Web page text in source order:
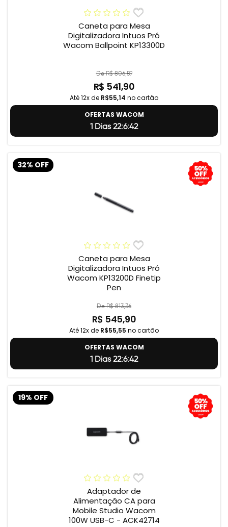
Caneta para Mesa
Digitalizadora Intuos Pró
Wacom Ballpoint KP13300D
De R$ 806,59
R$ 541,90
Até 12x de R$55,14 no cartão
OFERTAS WACOM
1 Dias 22:6:41
32% OFF
Caneta para Mesa
Digitalizadora Intuos Pró
Wacom KP13200D Finetip
Pen
De R$ 813,36
R$ 545,90
Até 12x de R$55,55 no cartão
OFERTAS WACOM
1 Dias 22:6:41
19% OFF
Adaptador de
Alimentação CA para
Mobile Studio Wacom
100W USB-C - ACK42714